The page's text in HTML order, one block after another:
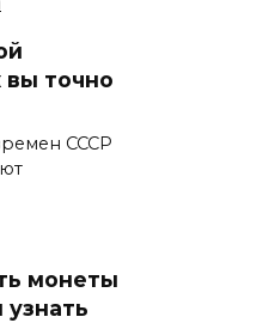
вы точно
СССР
монеты
узнать